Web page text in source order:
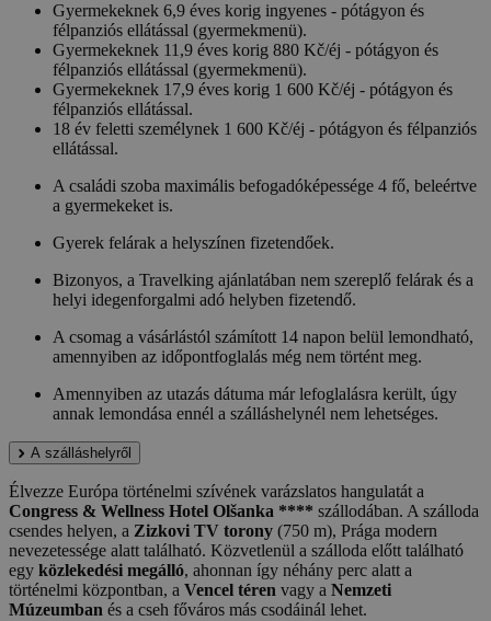
Gyermekeknek 6,9 éves korig ingyenes - pótágyon és
félpanziós ellátással (gyermekmenü).
Gyermekeknek 11,9 éves korig 880 Kč/éj - pótágyon és
félpanziós ellátással (gyermekmenü).
Gyermekeknek 17,9 éves korig 1 600 Kč/éj - pótágyon és
félpanziós ellátással.
18 év feletti személynek 1 600 Kč/éj - pótágyon és félpanziós
ellátással.
A családi szoba maximális befogadóképessége 4 fő, beleértve
a gyermekeket is.
Gyerek felárak a helyszínen fizetendőek.
Bizonyos, a Travelking ajánlatában nem szereplő felárak és a
helyi idegenforgalmi adó helyben fizetendő.
A csomag a vásárlástól számított 14 napon belül lemondható,
amennyiben az időpontfoglalás még nem történt meg.
Amennyiben az utazás dátuma már lefoglalásra került, úgy
annak lemondása ennél a szálláshelynél nem lehetséges.
A szálláshelyről
Élvezze Európa történelmi szívének varázslatos hangulatát a
Congress & Wellness Hotel Olšanka **** szállodában. A szálloda
csendes helyen, a Zizkovi TV torony (750 m), Prága modern
nevezetessége alatt található. Közvetlenül a szálloda előtt található
egy közlekedési megálló, ahonnan így néhány perc alatt a
történelmi központban, a Vencel téren vagy a Nemzeti
Múzeumban és a cseh főváros más csodáinál lehet.